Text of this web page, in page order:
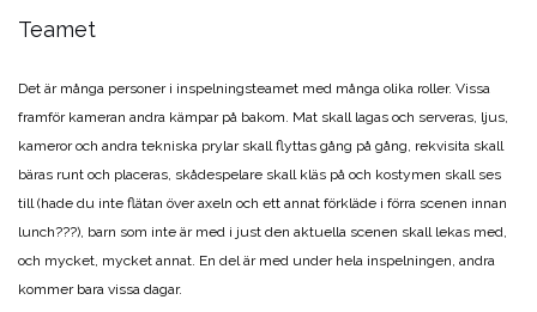
Teamet
Det är många personer i inspelningsteamet med många olika roller. Vissa
framför kameran andra kämpar på bakom. Mat skall lagas och serveras, ljus,
kameror och andra tekniska prylar skall flyttas gång på gång, rekvisita skall
bäras runt och placeras, skådespelare skall kläs på och kostymen skall ses
till (hade du inte flätan över axeln och ett annat förkläde i förra scenen innan
lunch???), barn som inte är med i just den aktuella scenen skall lekas med,
och mycket, mycket annat. En del är med under hela inspelningen, andra
kommer bara vissa dagar.